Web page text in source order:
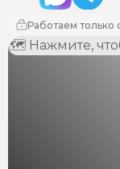
Работаем
🗺 Нажмите,